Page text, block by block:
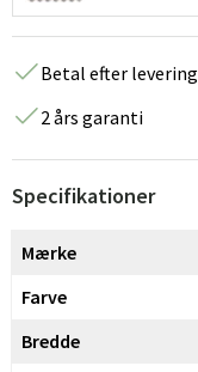
Betal efter levering
2 års garanti
Specifikationer
Mærke
Farve
Bredde